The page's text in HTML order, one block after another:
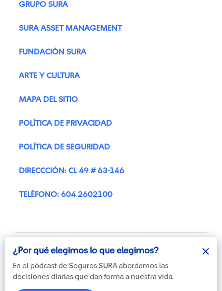
¿Por qué elegimos lo que elegimos?
En el pódcast de Seguros SURA abordamos las
decisiones diarias que dan forma a nuestra vida.
¿Por qué elegimos lo que elegimos?
En el pódcast de Seguros SURA abordamos las
decisiones diarias que dan forma a nuestra vida.
GRUPO SURA
SURA ASSET MANAGEMENT
FUNDACIÓN SURA
ARTE Y CULTURA
MAPA DEL SITIO
POLÍTICA DE PRIVACIDAD
POLÍTICA DE SEGURIDAD
DIRECCCIÓN: CL 49 # 63-146
TELÉFONO: 604 2602100
© Copyright Suramericana S.A.